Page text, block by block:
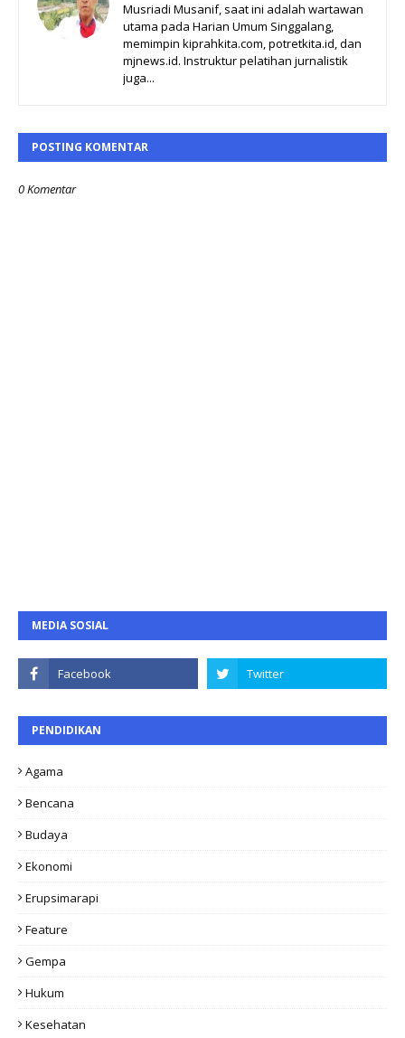
Musriadi Musanif, saat ini adalah wartawan
utama pada Harian Umum Singgalang,
memimpin kiprahkita.com, potretkita.id, dan
mjnews.id. Instruktur pelatihan jurnalistik
juga...
POSTING KOMENTAR
0 Komentar
MEDIA SOSIAL
PENDIDIKAN
Agama
Bencana
Budaya
Ekonomi
Erupsimarapi
Feature
Gempa
Hukum
Kesehatan